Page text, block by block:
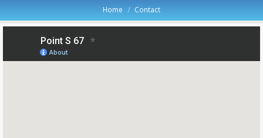
Home Contact